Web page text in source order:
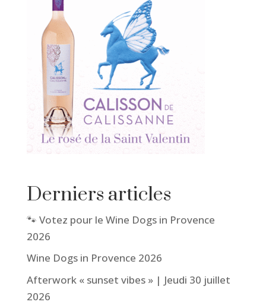
Derniers articles
🐾 Votez pour le Wine Dogs in Provence
2026
Wine Dogs in Provence 2026
Afterwork « sunset vibes » | Jeudi 30 juillet
2026